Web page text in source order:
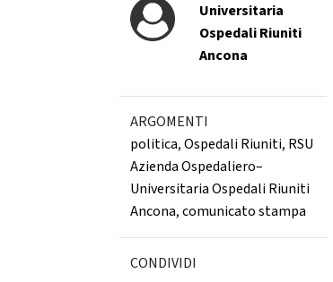
Universitaria
Ospedali Riuniti
Ancona
ARGOMENTI
politica,Ospedali Riuniti, RSU
Azienda Ospedaliero–
Universitaria Ospedali Riuniti
Ancona,comunicato stampa
CONDIVIDI